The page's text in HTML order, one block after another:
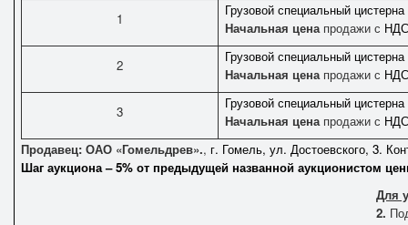
1
Грузовой специальный
Начальная ценапродажи с
2
Грузовой специальный
Начальная ценапродажи с
3
Грузовой специальный
Начальная ценапродажи с
Продавец: ОАО «Гомельдрев»., г. Гомель, ул. Достоевского, 3.
Шаг аукциона – 5% от предыдущей названной аукционистом
Для
2.